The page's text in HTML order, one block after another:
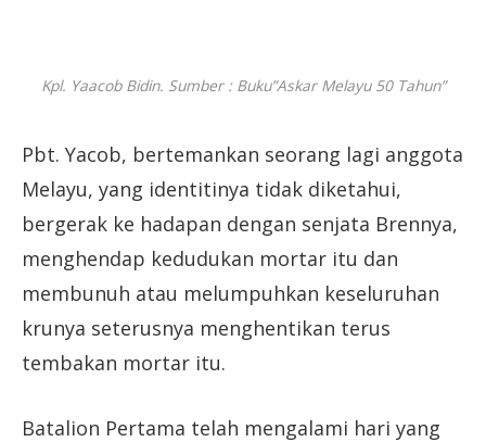
Kpl. Yaacob Bidin. Sumber : Buku”Askar Melayu 50 Tahun”
Pbt. Yacob, bertemankan seorang lagi anggota
Melayu, yang identitinya tidak diketahui,
bergerak ke hadapan dengan senjata Brennya,
menghendap kedudukan mortar itu dan
membunuh atau melumpuhkan keseluruhan
krunya seterusnya menghentikan terus
tembakan mortar itu.
Batalion Pertama telah mengalami hari yang